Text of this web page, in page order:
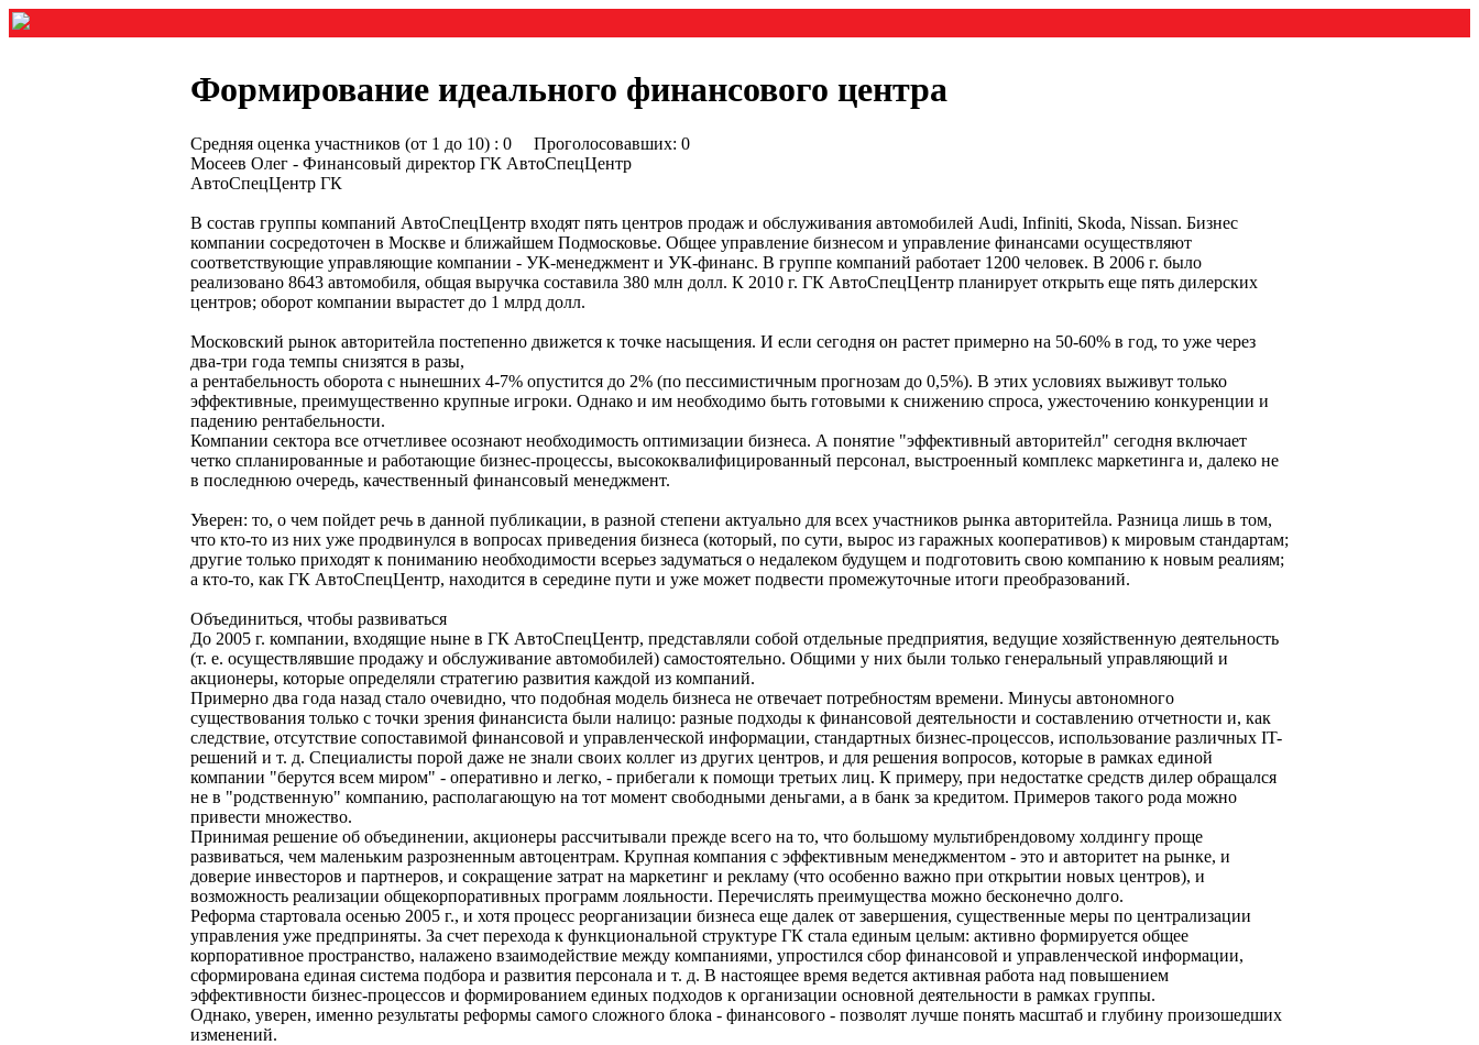
Формирование идеального финансового центра
Средняя оценка участников (от 1 до 10) : 0 Проголосовавших: 0
Мосеев Олег - Финансовый директор ГК АвтоСпецЦентр
АвтоСпецЦентр ГК
В состав группы компаний АвтоСпецЦентр входят пять центров продаж и обслуживания автомобилей Audi, Infiniti, Skoda, Nissan. Бизнес
компании сосредоточен в Москве и ближайшем Подмосковье. Общее управление бизнесом и управление финансами осуществляют
соответствующие управляющие компании - УК-менеджмент и УК-финанс. В группе компаний работает 1200 человек. В 2006 г. было
реализовано 8643 автомобиля, общая выручка составила 380 млн долл. К 2010 г. ГК АвтоСпецЦентр планирует открыть еще пять дилерских
центров; оборот компании вырастет до 1 млрд долл.
Московский рынок авторитейла постепенно движется к точке насыщения. И если сегодня он растет примерно на 50-60% в год, то уже через
два-три года темпы снизятся в разы,
а рентабельность оборота с нынешних 4-7% опустится до 2% (по пессимистичным прогнозам до 0,5%). В этих условиях выживут только
эффективные, преимущественно крупные игроки. Однако и им необходимо быть готовыми к снижению спроса, ужесточению конкуренции и
падению рентабельности.
Компании сектора все отчетливее осознают необходимость оптимизации бизнеса. А понятие "эффективный авторитейл" сегодня включает
четко спланированные и работающие бизнес-процессы, высококвалифицированный персонал, выстроенный комплекс маркетинга и, далеко не
в последнюю очередь, качественный финансовый менеджмент.
Уверен: то, о чем пойдет речь в данной публикации, в разной степени актуально для всех участников рынка авторитейла. Разница лишь в том,
что кто-то из них уже продвинулся в вопросах приведения бизнеса (который, по сути, вырос из гаражных кооперативов) к мировым стандартам;
другие только приходят к пониманию необходимости всерьез задуматься о недалеком будущем и подготовить свою компанию к новым реалиям;
а кто-то, как ГК АвтоСпецЦентр, находится в середине пути и уже может подвести промежуточные итоги преобразований.
Объединиться, чтобы развиваться
До 2005 г. компании, входящие ныне в ГК АвтоСпецЦентр, представляли собой отдельные предприятия, ведущие хозяйственную деятельность
(т. е. осуществлявшие продажу и обслуживание автомобилей) самостоятельно. Общими у них были только генеральный управляющий и
акционеры, которые определяли стратегию развития каждой из компаний.
Примерно два года назад стало очевидно, что подобная модель бизнеса не отвечает потребностям времени. Минусы автономного
существования только с точки зрения финансиста были налицо: разные подходы к финансовой деятельности и составлению отчетности и, как
следствие, отсутствие сопоставимой финансовой и управленческой информации, стандартных бизнес-процессов, использование различных IT-
решений и т. д. Специалисты порой даже не знали своих коллег из других центров, и для решения вопросов, которые в рамках единой
компании "берутся всем миром" - оперативно и легко, - прибегали к помощи третьих лиц. К примеру, при недостатке средств дилер обращался
не в "родственную" компанию, располагающую на тот момент свободными деньгами, а в банк за кредитом. Примеров такого рода можно
привести множество.
Принимая решение об объединении, акционеры рассчитывали прежде всего на то, что большому мультибрендовому холдингу проще
развиваться, чем маленьким разрозненным автоцентрам. Крупная компания с эффективным менеджментом - это и авторитет на рынке, и
доверие инвесторов и партнеров, и сокращение затрат на маркетинг и рекламу (что особенно важно при открытии новых центров), и
возможность реализации общекорпоративных программ лояльности. Перечислять преимущества можно бесконечно долго.
Реформа стартовала осенью 2005 г., и хотя процесс реорганизации бизнеса еще далек от завершения, существенные меры по централизации
управления уже предприняты. За счет перехода к функциональной структуре ГК стала единым целым: активно формируется общее
корпоративное пространство, налажено взаимодействие между компаниями, упростился сбор финансовой и управленческой информации,
сформирована единая система подбора и развития персонала и т. д. В настоящее время ведется активная работа над повышением
эффективности бизнес-процессов и формированием единых подходов к организации основной деятельности в рамках группы.
Однако, уверен, именно результаты реформы самого сложного блока - финансового - позволят лучше понять масштаб и глубину произошедших
изменений.